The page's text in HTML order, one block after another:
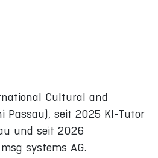
Cultural and
Passau), seit 2025 KI-Tutor
und seit 2026
systems AG.